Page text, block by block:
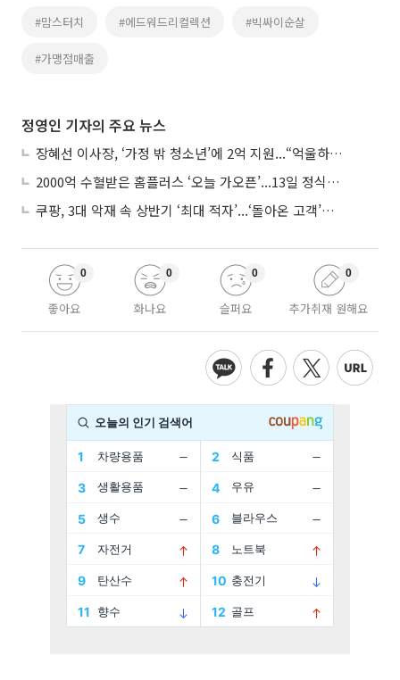
#맘스터치 #에드워드리컬렉션 #빅싸이순살
#가맹점매출
정영인 기자의 주요 뉴스
장혜선 이사장, ‘가정 밖 청소년’에 2억 지원...“억울하고 아파도 단단해지길”
2000억 수혈받은 홈플러스 ‘오늘 가오픈’...13일 정식 개장 시험대
쿠팡, 3대 악재 속 상반기 ‘최대 적자’...‘돌아온 고객’에 수익성 반등 주목
좋아요
0
화나요
0
슬퍼요
0
추가취재 원해요
0